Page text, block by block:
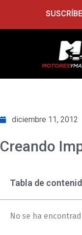
contenido
diciembre 11, 2012
Creando
Tabla de
No se ha